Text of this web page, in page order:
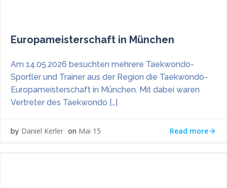
Europameisterschaft in München
Am 14.05.2026 besuchten mehrere Taekwondo-
Sportler und Trainer aus der Region die Taekwondo-
Europameisterschaft in München. Mit dabei waren
Vertreter des Taekwondo […]
by Daniel Kerler on Mai 15 Read more